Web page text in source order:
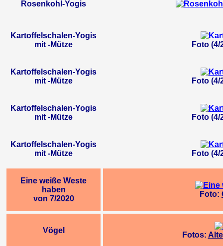
Rosenkohl-Yogis
Kartoffelschalen-Yogis
mit -Mütze
Foto
Kartoffelschalen-Yogis
mit -Mütze
Foto
Kartoffelschalen-Yogis
mit -Mütze
Foto
Kartoffelschalen-Yogis
mit -Mütze
Foto
Eine weiße Weste
haben
von 7/2020
Foto:
Vögel
Fotos: